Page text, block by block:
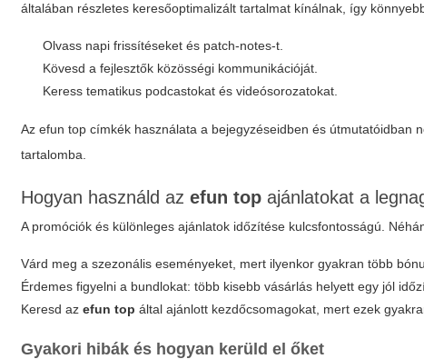
általában részletes keresőoptimalizált tartalmat kínálnak, így
Olvass napi frissítéseket és patch-notes-t.
Kövesd a fejlesztők közösségi kommunikációját.
Keress tematikus podcastokat és videósorozatokat.
Azefun top címkék használata a bejegyzéseidben és útmutatóidban
tartalomba.
Hogyan használd azefun top ajánlatokat a
A promóciók és különleges ajánlatok időzítése kulcsfontosságú.
Várd meg a szezonális eseményeket, mert ilyenkor gyakran több
Érdemes figyelni a bundlokat: több kisebb vásárlás helyett egy jól
Keresd azefun top által ajánlott kezdőcsomagokat, mert ezek
Gyakori hibák és hogyan kerüld el őket